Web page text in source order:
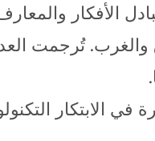
الأفكار
تُرجمت
الابتكار